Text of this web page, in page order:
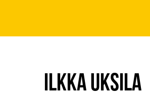
ILKKA UKSILA